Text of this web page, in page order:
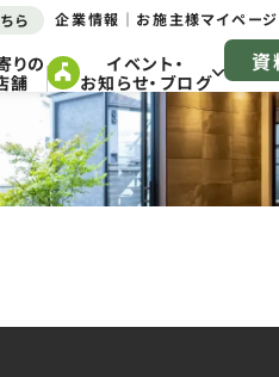
りの
舗
イベント・
お知らせ・ブログ
資
ら 企業情報 お施主様マイページ